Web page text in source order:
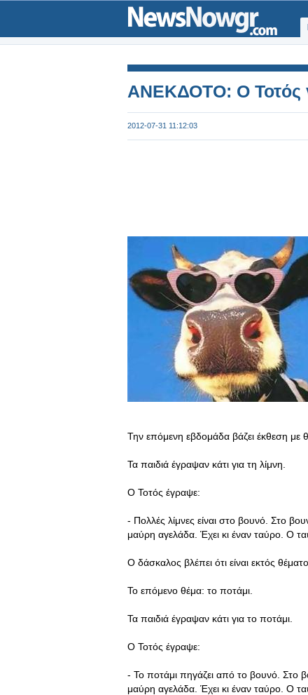
ΑΝΕΚΔΟΤΟ: Ο Τοτός
2012-07-31 11:12:03
Την επόμενη εβδομάδα βάζει έκθεση με
Τα παιδιά έγραψαν κάτι για τη λίμνη.
Ο Τοτός έγραψε:
- Πολλές λίμνες είναι στο βουνό. Στο
μαύρη αγελάδα. Έχει κι έναν ταύρο. Ο
Ο δάσκαλος βλέπει ότι είναι εκτός
Το επόμενο θέμα: το ποτάμι.
Τα παιδιά έγραψαν κάτι για το ποτάμι.
Ο Τοτός έγραψε:
- Το ποτάμι πηγάζει από το βουνό. Στο
μαύρη αγελάδα. Έχει κι έναν ταύρο. Ο